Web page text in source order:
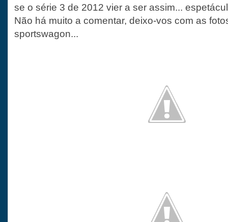
se o série 3 de 2012 vier a ser assim...
Não há muito a comentar, deixo-vos com as
sportswagon...